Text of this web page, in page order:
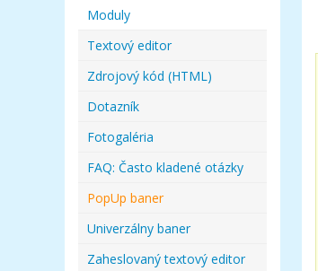
Moduly
Textový editor
Zdrojový kód (HTML)
Dotazník
Fotogaléria
FAQ: Často kladené otázky
PopUp baner
Univerzálny baner
Zaheslovaný textový editor